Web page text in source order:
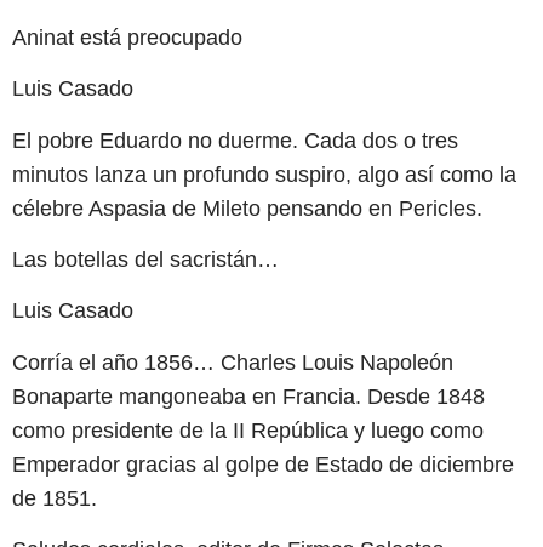
Aninat está preocupado
Luis Casado
El pobre Eduardo no duerme. Cada dos o tres
minutos lanza un profundo suspiro, algo así como la
célebre Aspasia de Mileto pensando en Pericles.
Las botellas del sacristán…
Luis Casado
Corría el año 1856… Charles Louis Napoleón
Bonaparte mangoneaba en Francia. Desde 1848
como presidente de la II República y luego como
Emperador gracias al golpe de Estado de diciembre
de 1851.